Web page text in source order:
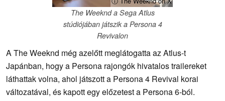
The Weeknd a Sega Atlus
stúdiójában játszik a Persona 4
Revivalon
A The Weeknd még azelőtt meglátogatta az Atlus-t
Japánban, hogy a Persona rajongók hivatalos trailereket
láthattak volna, ahol játszott a Persona 4 Revival korai
változatával, és kapott egy előzetest a Persona 6-ból.